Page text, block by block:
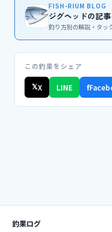
FISH-RIUM BLOG
ジグヘッドの記
釣り方別の解説・タッ
この釣果をシェア
𝕏X LINE f
釣果ログ